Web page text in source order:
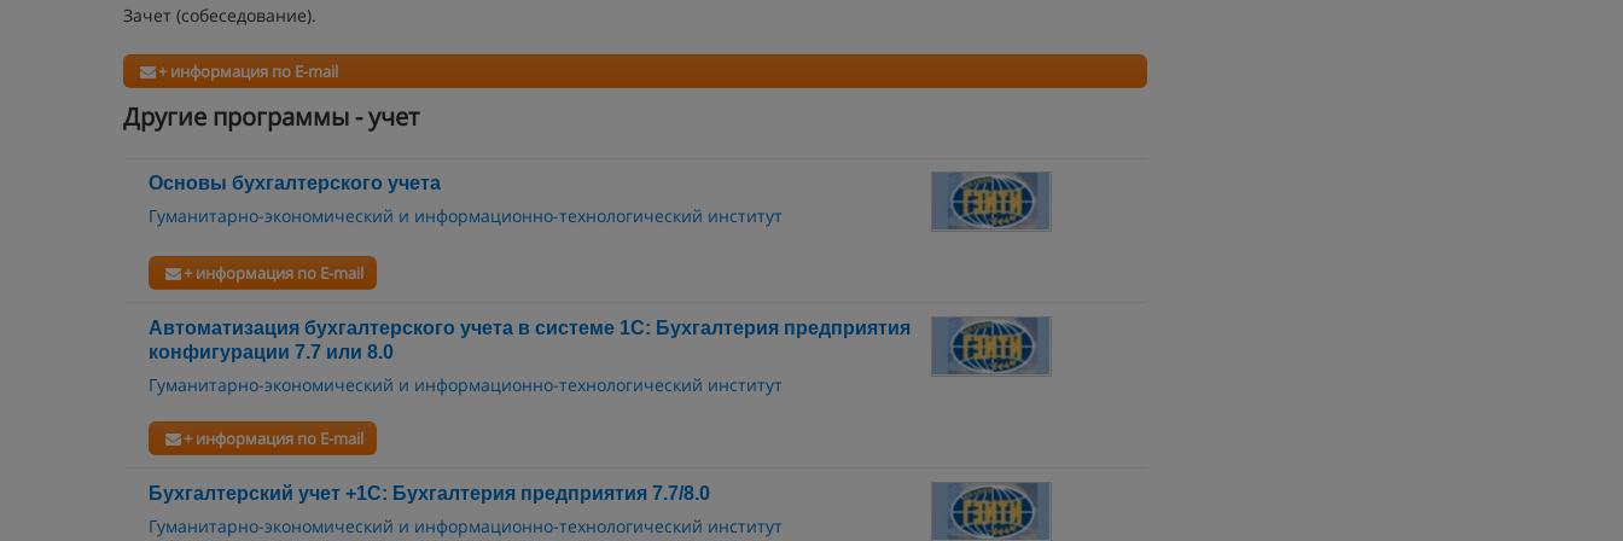
Зачет (собеседование).
+ информация по E-mail
Другие программы - учет
Основы бухгалтерского учета
Гуманитарно-экономический и информационно-технологический институт
+ информация по E-mail
Автоматизация бухгалтерского учета в системе 1С: Бухгалтерия предприятия
конфигурации 7.7 или 8.0
Гуманитарно-экономический и информационно-технологический институт
+ информация по E-mail
Бухгалтерский учет +1С: Бухгалтерия предприятия 7.7/8.0
Гуманитарно-экономический и информационно-технологический институт